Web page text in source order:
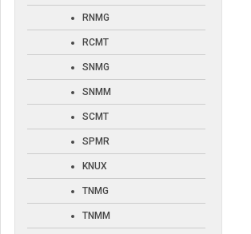
RNMG
RCMT
SNMG
SNMM
SCMT
SPMR
KNUX
TNMG
TNMM